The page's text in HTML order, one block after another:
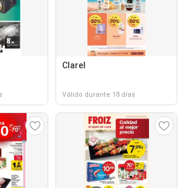
Clarel
Válido durante 18 días